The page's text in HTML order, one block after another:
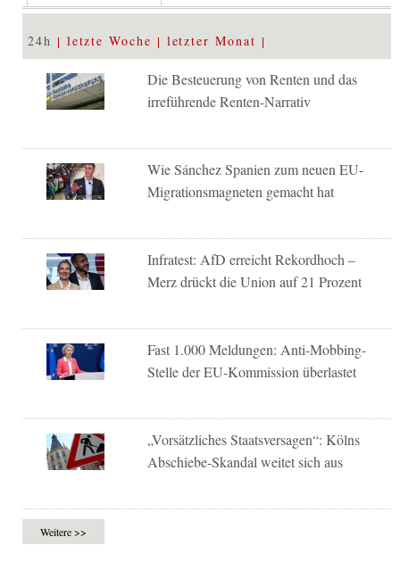
24h letzte Woche letzter Monat
Die Besteuerung von Renten und das
irreführende Renten-Narrativ
Wie Sánchez Spanien zum neuen EU-
Migrationsmagneten gemacht hat
Infratest: AfD erreicht Rekordhoch –
Merz drückt die Union auf 21 Prozent
Fast 1.000 Meldungen: Anti-Mobbing-
Stelle der EU-Kommission überlastet
„Vorsätzliches Staatsversagen“: Kölns
Abschiebe-Skandal weitet sich aus
Weitere >>